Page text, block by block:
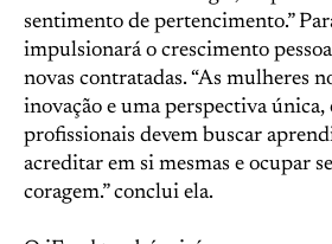
sentimento de pertencimento.”
impulsionará o crescimento
novas contratadas. “As mulheres
inovação e uma perspectiva única,
profissionais devem buscar
acreditar em si mesmas e ocupar
coragem.” conclui ela.